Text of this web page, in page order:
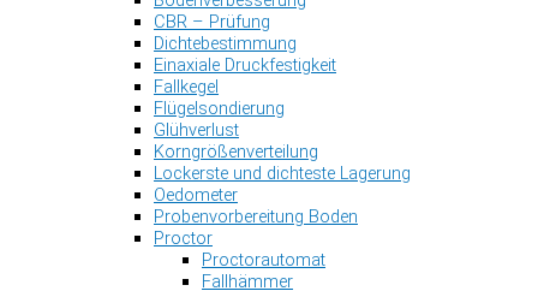
CBR – Prüfung
Dichtebestimmung
Einaxiale Druckfestigkeit
Fallkegel
Flügelsondierung
Glühverlust
Korngrößenverteilung
Lockerste und dichteste Lagerung
Oedometer
Probenvorbereitung Boden
Proctor
Proctorautomat
Fallhämmer